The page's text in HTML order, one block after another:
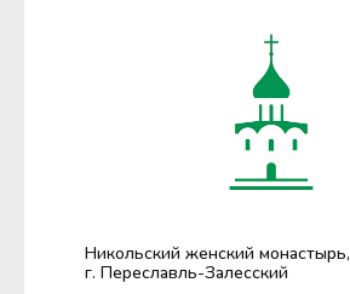
Никольский женский монастырь,
г. Переславль-Залесский